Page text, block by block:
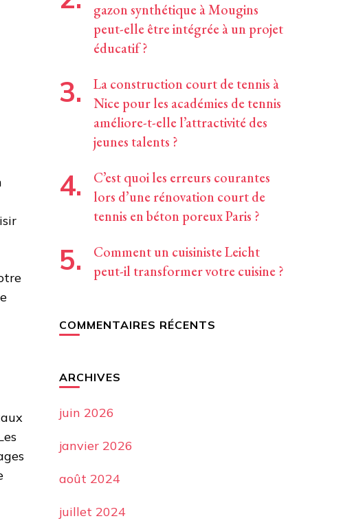
gazon synthétique à Mougins
peut-elle être intégrée à un projet
éducatif ?
La construction court de tennis à
Nice pour les académies de tennis
améliore-t-elle l’attractivité des
jeunes talents ?
C’est quoi les erreurs courantes
lors d’une rénovation court de
tennis en béton poreux Paris ?
Comment un cuisiniste Leicht
peut-il transformer votre cuisine ?
COMMENTAIRES RÉCENTS
ARCHIVES
juin 2026
janvier 2026
août 2024
juillet 2024